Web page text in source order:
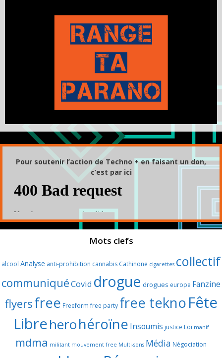
Pour soutenir l’action de Techno + en faisant un don,
c’est par ici
Mots clefs
alcool Analyse anti-prohibition cannabis Cathinone cigarettes collectif
communiquéCovid drogue drogues europe Fanzine
flyersfree Freeform free party free teknoFête
Libreherohéroïne Insoumis justice Loi manif
mdma militant mouvement free Multi-sons Média Négociation